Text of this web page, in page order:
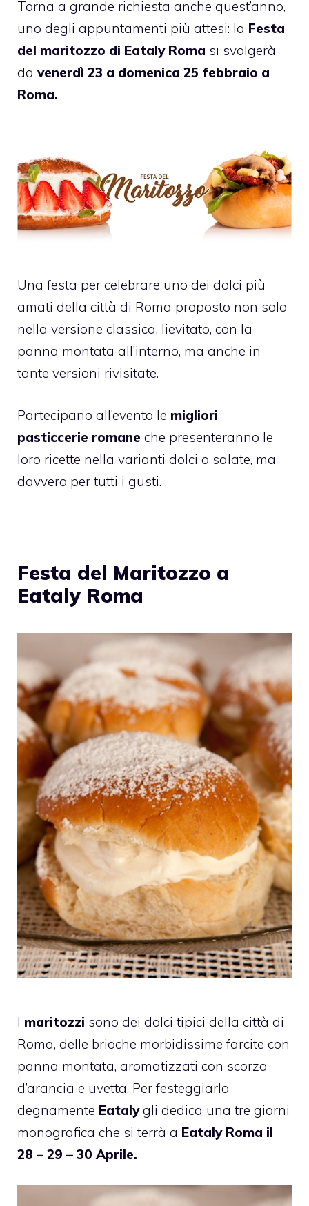
Torna a grande richiesta anche quest’anno,
uno degli appuntamenti più attesi: la Festa
del maritozzo di Eataly Roma si svolgerà
da venerdì 23 a domenica 25 febbraio a
Roma.
Una festa per celebrare uno dei dolci più
amati della città di Roma proposto non solo
nella versione classica, lievitato, con la
panna montata all’interno, ma anche in
tante versioni rivisitate.
Partecipano all’evento le migliori
pasticcerie romane che presenteranno le
loro ricette nella varianti dolci o salate, ma
davvero per tutti i gusti.
Festa del Maritozzo a
Eataly Roma
I maritozzi sono dei dolci tipici della città di
Roma, delle brioche morbidissime farcite con
panna montata, aromatizzati con scorza
d’arancia e uvetta. Per festeggiarlo
degnamente Eatalygli dedica una tre giorni
monografica che si terrà a Eataly Roma il
28 – 29 – 30 Aprile.